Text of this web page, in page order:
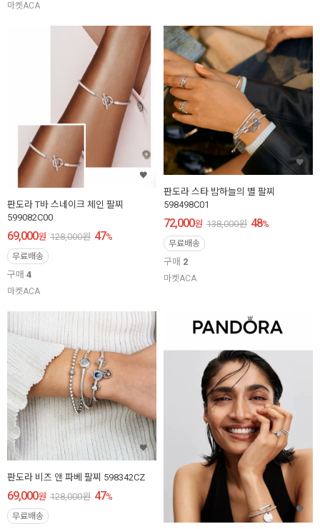
마켓ACA
판도라 T바 스네이크 체인 팔찌
599082C00
69,000원 128,000원 47%
무료배송
구매 4
마켓ACA
판도라 스타 밤하늘의 별 팔찌
598498C01
72,000원 138,000원 48%
무료배송
구매 2
마켓ACA
판도라 비즈 앤 파베 팔찌 598342CZ
69,000원 128,000원 47%
무료배송